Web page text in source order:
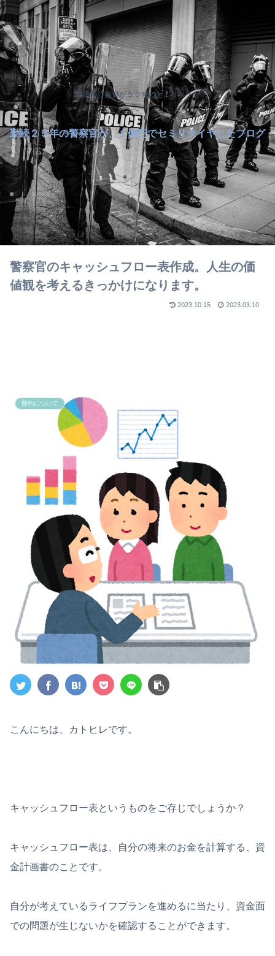
普通の公務員が５０歳でセミリタイヤ
勤続２５年の警察官が、１億円でセミリタイヤしたブログ
警察官のキャッシュフロー表作成。人生の価
値観を考えるきっかけになります。
2023.10.15 2023.03.10
節約について
こんにちは、カトヒレです。
キャッシュフロー表というものをご存じでしょうか？
キャッシュフロー表は、自分の将来のお金を計算する、資
金計画書のことです。
自分が考えているライフプランを進めるに当たり、資金面
での問題が生じないかを確認することができます。